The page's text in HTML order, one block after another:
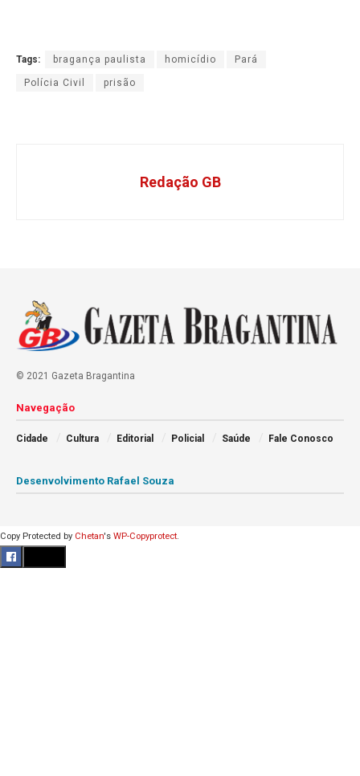
Tags: bragança paulista homicídio Pará
Polícia Civil prisão
Redação GB
© 2021 Gazeta Bragantina
Navegação
Cidade Cultura Editorial Policial Saúde Fale Conosco
Desenvolvimento Rafael Souza
Copy Protected by Chetan's WP-Copyprotect.